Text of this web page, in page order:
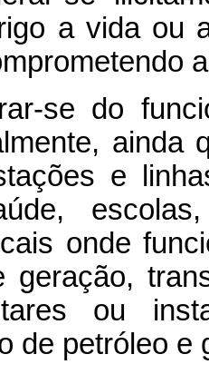
a vida ou
se do
ainda
e
escolas,
onde
geração,
ou
de petróleo e